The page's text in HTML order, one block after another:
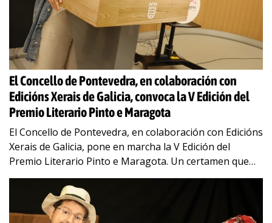
El Concello de Pontevedra, en colaboración con
Edicións Xerais de Galicia, convoca la V Edición del
Premio Literario Pinto e Maragota
El Concello de Pontevedra, en colaboración con Edicións
Xerais de Galicia, pone en marcha la V Edición del
Premio Literario Pinto e Maragota. Un certamen que
celebra su lustro de…